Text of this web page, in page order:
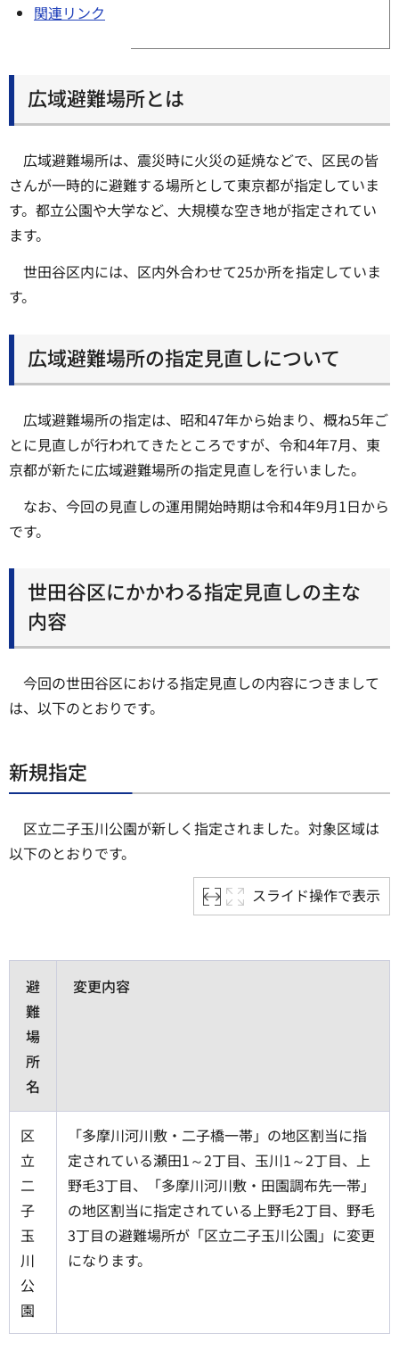
関連リンク
広域避難場所とは
広域避難場所は、震災時に火災の延焼などで、区民の皆
さんが一時的に避難する場所として東京都が指定していま
す。都立公園や大学など、大規模な空き地が指定されてい
ます。
世田谷区内には、区内外合わせて25か所を指定していま
す。
広域避難場所の指定見直しについて
広域避難場所の指定は、昭和47年から始まり、概ね5年ご
とに見直しが行われてきたところですが、令和4年7月、東
京都が新たに広域避難場所の指定見直しを行いました。
なお、今回の見直しの運用開始時期は令和4年9月1日から
です。
世田谷区にかかわる指定見直しの主な
内容
今回の世田谷区における指定見直しの内容につきまして
は、以下のとおりです。
新規指定
区立二子玉川公園が新しく指定されました。対象区域は
以下のとおりです。
スライド操作で表示
避
難
場
所
名
変更内容
区
立
二
子
玉
川
公
園
「多摩川河川敷・二子橋一帯」の地区割当に指
定されている瀬田1～2丁目、玉川1～2丁目、上
野毛3丁目、「多摩川河川敷・田園調布先一帯」
の地区割当に指定されている上野毛2丁目、野毛
3丁目の避難場所が「区立二子玉川公園」に変更
になります。